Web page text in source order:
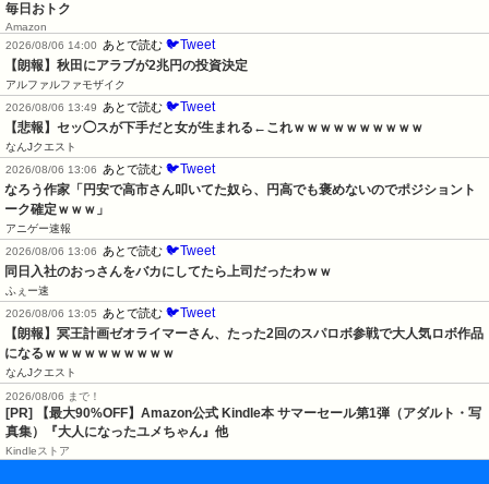
毎日おトク
Amazon
2026/08/06 14:00
あとで読む 🐦Tweet
【朗報】秋田にアラブが2兆円の投資決定
アルファルファモザイク
2026/08/06 13:49
あとで読む 🐦Tweet
【悲報】セッ◯スが下手だと女が生まれる←これｗｗｗｗｗｗｗｗｗｗ
なんJクエスト
2026/08/06 13:06
あとで読む 🐦Tweet
なろう作家「円安で高市さん叩いてた奴ら、円高でも褒めないのでポジショント
ーク確定ｗｗｗ」
アニゲー速報
2026/08/06 13:06
あとで読む 🐦Tweet
同日入社のおっさんをバカにしてたら上司だったわｗｗ
ふぇー速
2026/08/06 13:05
あとで読む 🐦Tweet
【朗報】冥王計画ゼオライマーさん、たった2回のスパロボ参戦で大人気ロボ作品
になるｗｗｗｗｗｗｗｗｗｗ
なんJクエスト
2026/08/06 まで！
[PR]
【最大90%OFF】Amazon公式 Kindle本 サマーセール第1弾（アダルト・写
真集）『大人になったユメちゃん』他
Kindleストア